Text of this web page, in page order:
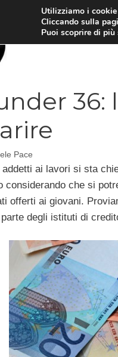
36:
Pace
ai lavori si sta
considerando che si
offerti ai giovani.
degli istituti di
Utilizziamo i
Cliccando sulla
Puoi scoprire di